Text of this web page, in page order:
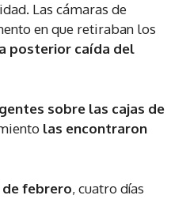
Las cámaras de
en que retiraban los
posterior caída del
sobre las cajas de
las encontraron
de febrero, cuatro días